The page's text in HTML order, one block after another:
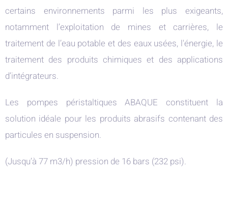
certains environnements parmi les plus exigeants,
notamment l’exploitation de mines et carrières, le
traitement de l’eau potable et des eaux usées, l'énergie, le
traitement des produits chimiques et des applications
d’intégrateurs.
Les pompes péristaltiques ABAQUE constituent la
solution idéale pour les produits abrasifs contenant des
particules en suspension.
(Jusqu’à 77 m3/h) pression de 16 bars (232 psi).